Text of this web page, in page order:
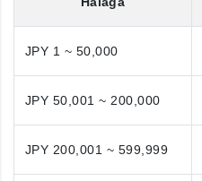
JPY 1 ~ 50,000
JPY 50,001 ~ 200,000
JPY 200,001 ~ 599,999